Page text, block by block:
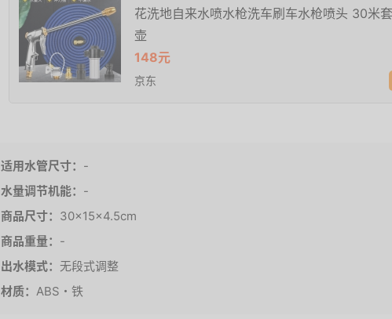
花洗地自来水喷水枪洗车刷车水枪喷头 30米
壶
148元
京东
适用水管尺寸： -
水量调节机能： -
商品尺寸： 30×15×4.5cm
商品重量： -
出水模式： 无段式调整
材质： ABS・铁